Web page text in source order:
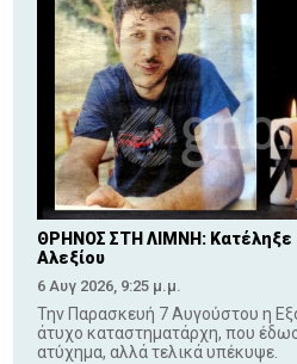
ΘΡΗΝΟΣ ΣΤΗ ΛΙΜΝΗ: Κατέληξε
Αλεξίου
6 Αυγ 2026, 9:25 μ.μ.
Την Παρασκευή 7 Αυγούστου η
άτυχο καταστηματάρχη, που
ατύχημα, αλλά τελικά υπέκυψε.